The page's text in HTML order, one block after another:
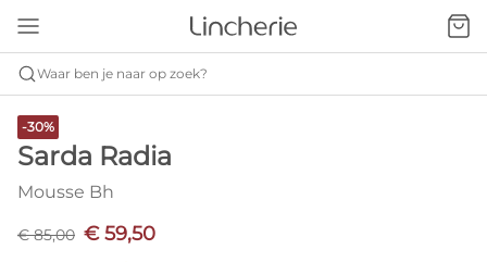
Waar ben je naar op zoek?
-30%
Sarda Radia
Mousse Bh
€ 85,00 € 59,50